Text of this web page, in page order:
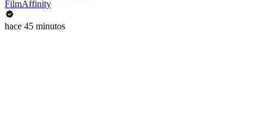
FilmAffinity
hace 45 minutos